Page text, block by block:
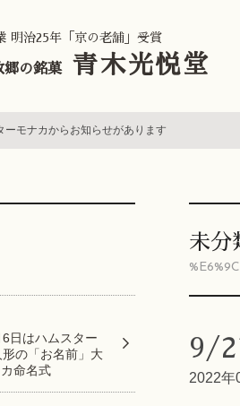
明治25年「京の老舗」受賞
郷の銘菓 青木光悦堂
ーモナカからお知らせがあります
6日はハムスター
の「お名前」大
命名式
未分
9/
2022年